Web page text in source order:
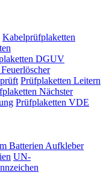
Kabelprüfplaketten
DGUV
Prüfplaketten Leitern
Nächster
Prüfplaketten VDE
Batterien Aufkleber
UN-